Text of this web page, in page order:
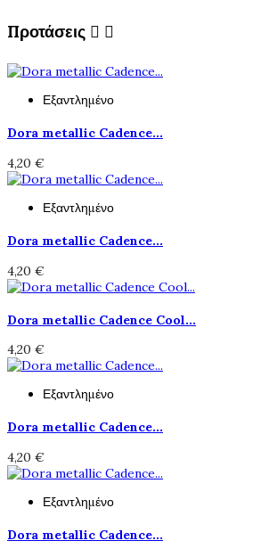
Προτάσεις  
Εξαντλημένο
Dora metallic Cadence...
4,20 €
Εξαντλημένο
Dora metallic Cadence...
4,20 €
Dora metallic Cadence Cool...
4,20 €
Εξαντλημένο
Dora metallic Cadence...
4,20 €
Εξαντλημένο
Dora metallic Cadence...